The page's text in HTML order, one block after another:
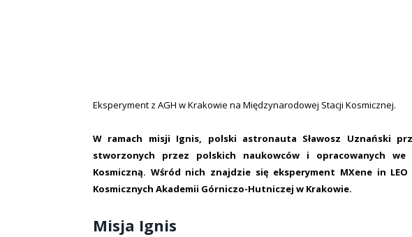
Eksperyment z AGH w Krakowie na Międzynarodowej Stacji Kosmicznej.
W ramach misji Ignis, polski astronauta Sławosz Uznański
stworzonych przez polskich naukowców i opracowanych we
Kosmiczną. Wśród nich znajdzie się eksperyment MXene in
Kosmicznych Akademii Górniczo-Hutniczej w Krakowie.
Misja Ignis